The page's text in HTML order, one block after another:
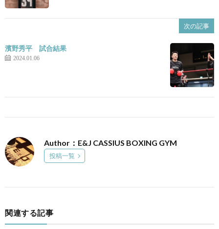
次の記事
濱野秀平 試合結果
2024.01.06
Author：E&J CASSIUS BOXING GYM
投稿一覧
関連する記事